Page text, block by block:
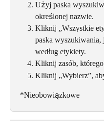
Użyj paska
określonej nazwie.
Kliknij „Wszystkie
paska
według etykiety.
Kliknij zasób,
Kliknij „Wybierz”,
*Nieobowiązkowe